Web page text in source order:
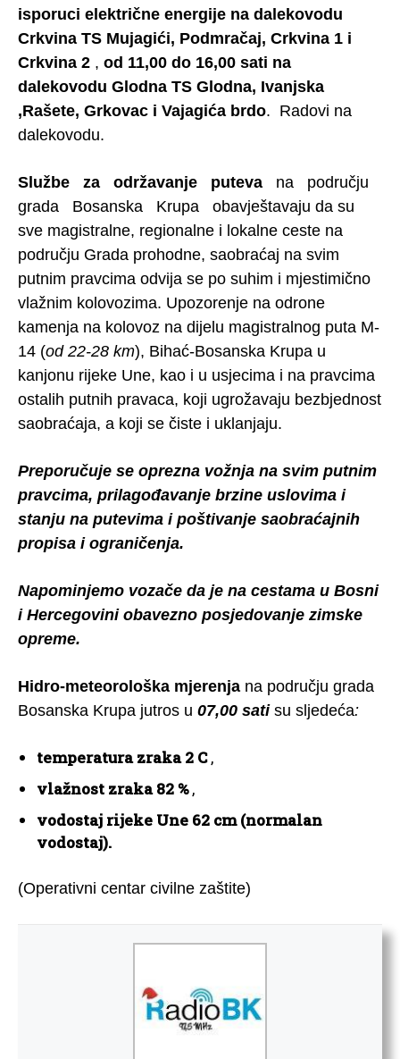
isporuci električne energije na dalekovodu
Crkvina TS Mujagići, Podmračaj, Crkvina 1 i
Crkvina 2 , od 11,00 do 16,00 sati na
dalekovodu Glodna TS Glodna, Ivanjska
,Rašete, Grkovac i Vajagića brdo. Radovi na
dalekovodu.
Službe za održavanje puteva na području
grada Bosanska Krupa obavještavaju da su
sve magistralne, regionalne i lokalne ceste na
području Grada prohodne, saobraćaj na svim
putnim pravcima odvija se po suhim i mjestimično
vlažnim kolovozima. Upozorenje na odrone
kamenja na kolovoz na dijelu magistralnog puta M-
14 (od 22-28 km), Bihać-Bosanska Krupa u
kanjonu rijeke Une, kao i u usjecima i na pravcima
ostalih putnih pravaca, koji ugrožavaju bezbjednost
saobraćaja, a koji se čiste i uklanjaju.
Preporučuje se oprezna vožnja na svim putnim
pravcima, prilagođavanje brzine uslovima i
stanju na putevima i poštivanje saobraćajnih
propisa i ograničenja.
Napominjemo vozače da je na cestama u Bosni
i Hercegovini obavezno posjedovanje zimske
opreme.
Hidro-meteorološka mjerenja na području grada
Bosanska Krupa jutros u 07,00 sati su sljedeća:
temperatura zraka 2 C,
vlažnost zraka 82 %,
vodostaj rijeke Une 62 cm (normalan
vodostaj).
(Operativni centar civilne zaštite)